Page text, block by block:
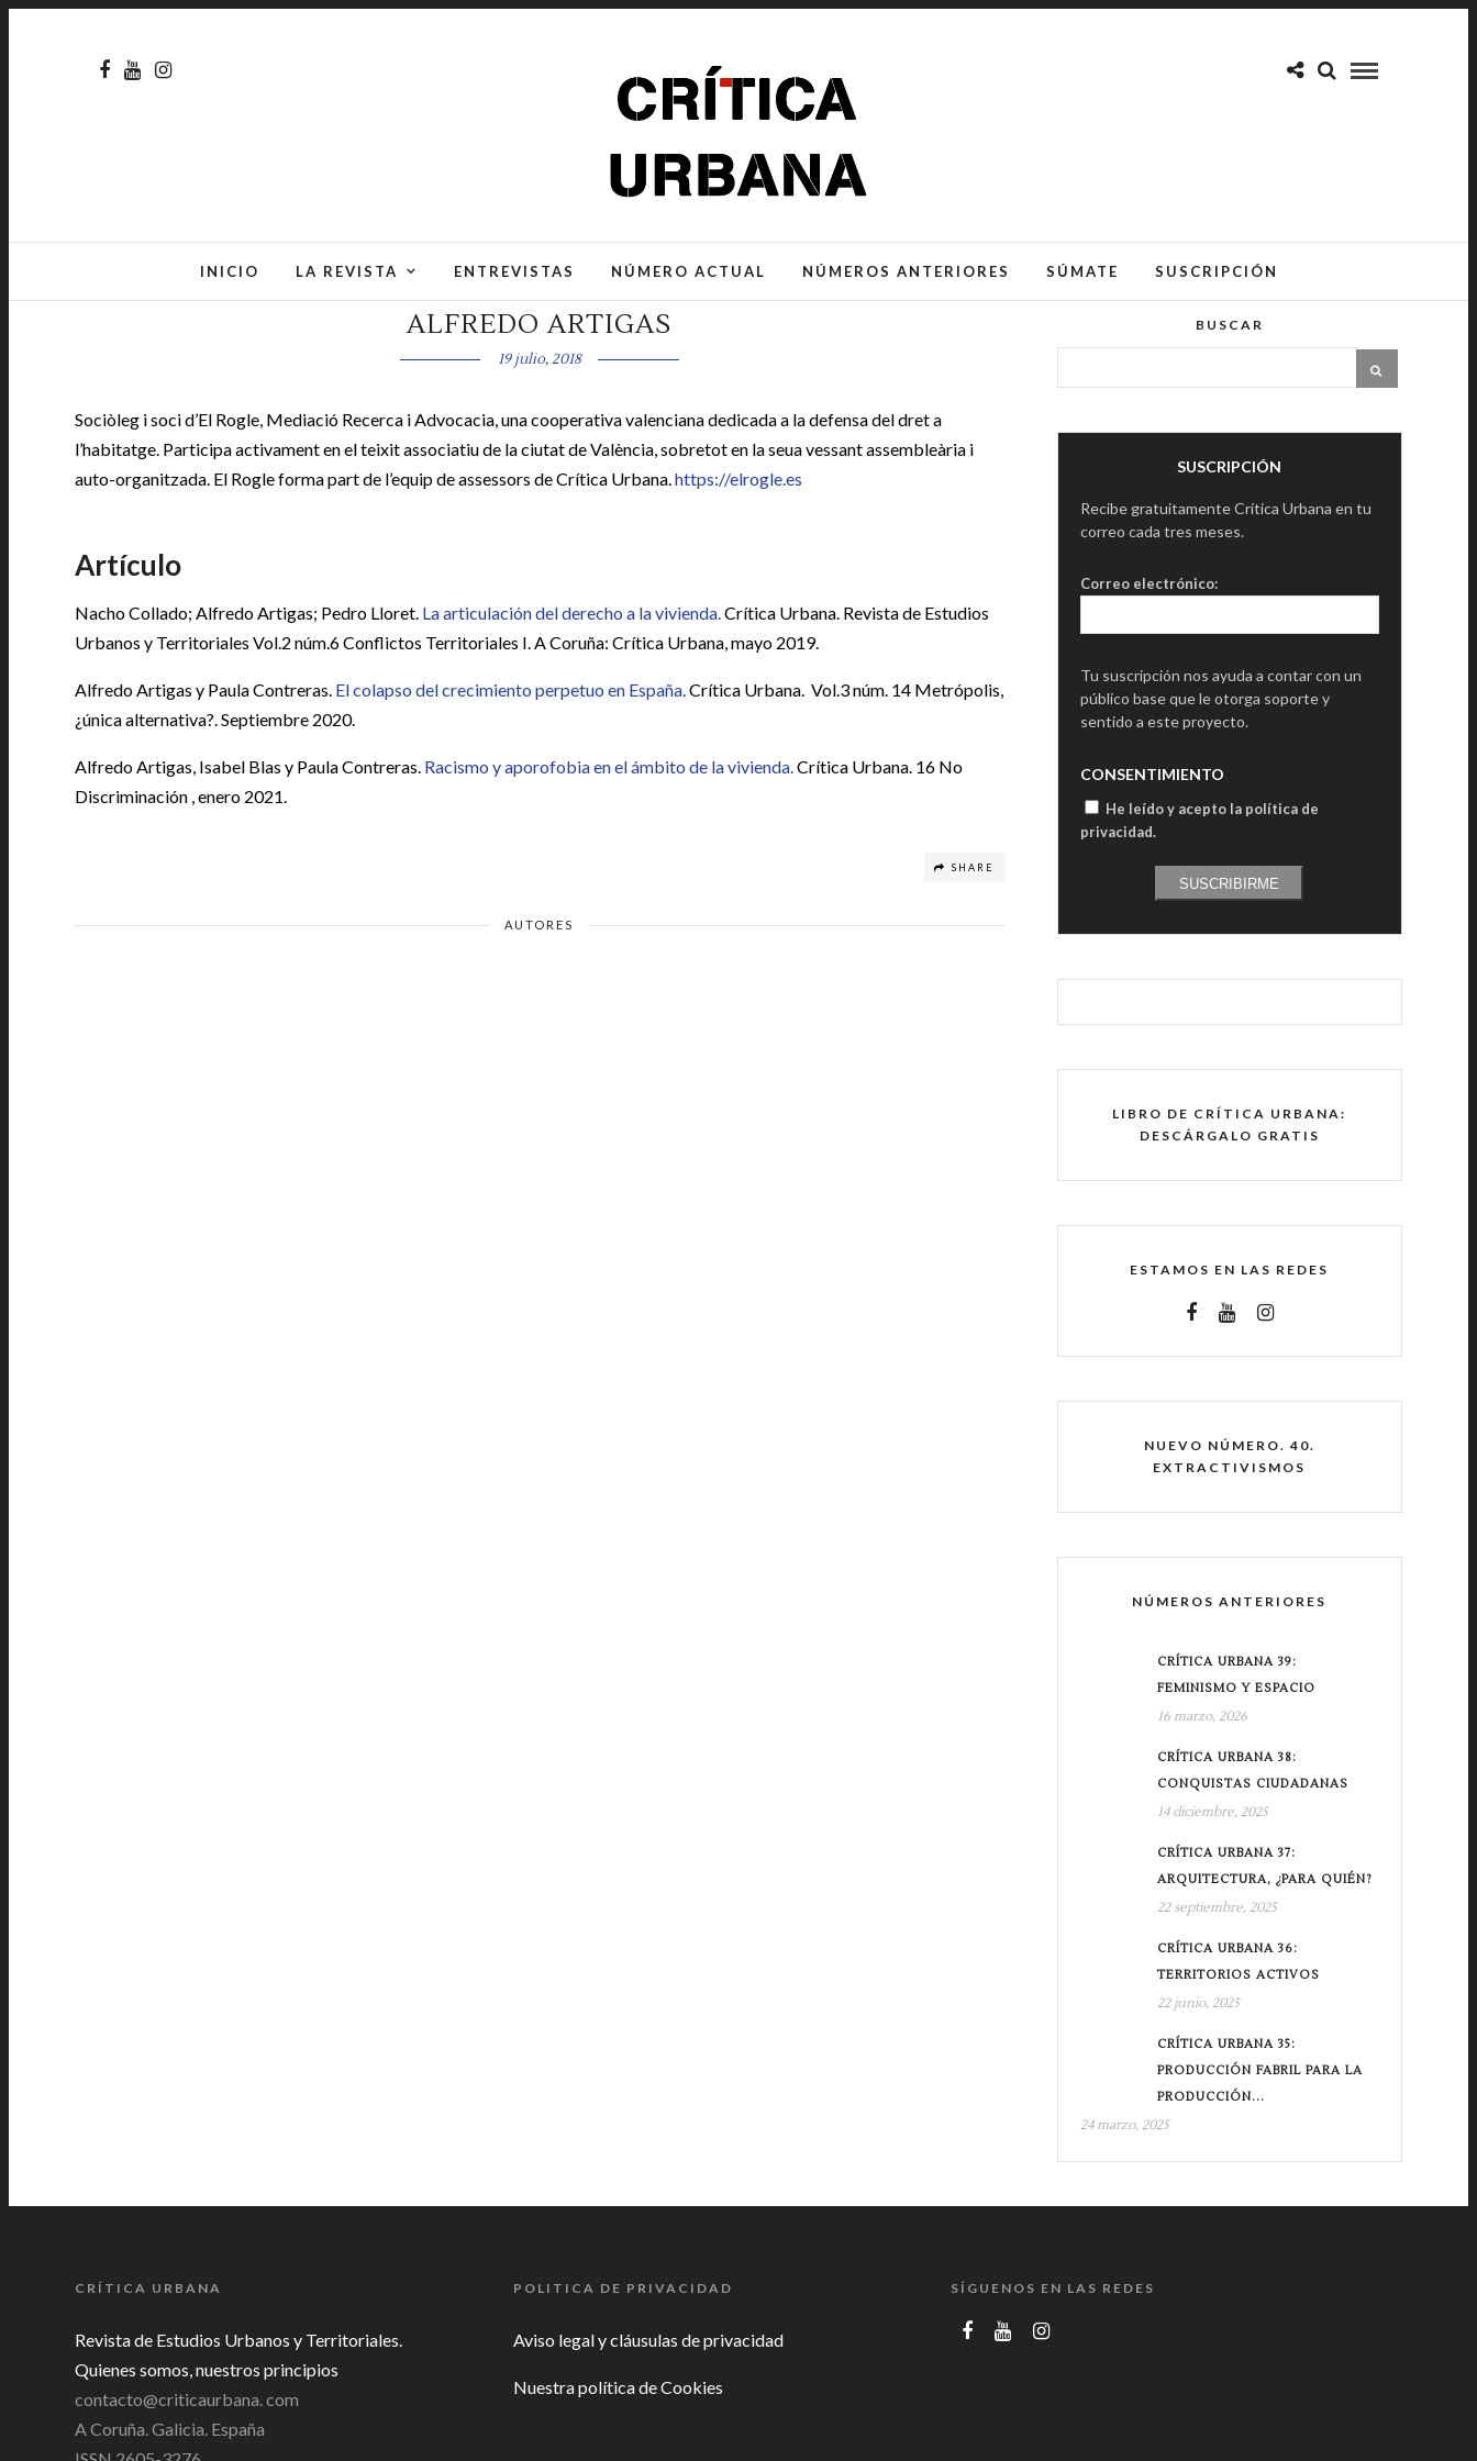
INICIO LA REVISTA ENTREVISTAS NÚMERO ACTUAL NÚMEROS ANTERIORES SÚMATE SUSCRIPCIÓN
ALFREDO ARTIGAS
19 julio, 2018
Sociòleg i soci d’El Rogle, Mediació Recerca i Advocacia, una cooperativa valenciana dedicada a la defensa del dret a
l’habitatge. Participa activament en el teixit associatiu de la ciutat de València, sobretot en la seua vessant assembleària i
auto-organitzada. El Rogle forma part de l’equip de assessors de Crítica Urbana.https://elrogle.es
Artículo
Nacho Collado; Alfredo Artigas; Pedro Lloret. La articulación del derecho a la vivienda.Crítica Urbana. Revista de Estudios
Urbanos y Territoriales Vol.2 núm.6 Conflictos Territoriales I. A Coruña: Crítica Urbana, mayo 2019.
Alfredo Artigas y Paula Contreras. El colapso del crecimiento perpetuo en España.Crítica Urbana. Vol.3 núm. 14 Metrópolis,
¿única alternativa?. Septiembre 2020.
Alfredo Artigas, Isabel Blas y Paula Contreras. Racismo y aporofobia en el ámbito de la vivienda.Crítica Urbana. 16 No
Discriminación , enero 2021.
SHARE
AUTORES
BUSCAR
SUSCRIPCIÓN
Recibe gratuitamente Crítica Urbana en tu
correo cada tres meses.
Correo electrónico:
Tu suscripción nos ayuda a contar con un
público base que le otorga soporte y
sentido a este proyecto.
CONSENTIMIENTO
He leído y acepto la política de
privacidad.
SUSCRIBIRME
LIBRO DE CRÍTICA URBANA:
DESCÁRGALO GRATIS
ESTAMOS EN LAS REDES
NUEVO NÚMERO. 40.
EXTRACTIVISMOS
NÚMEROS ANTERIORES
CRÍTICA URBANA 39:
FEMINISMO Y ESPACIO
16 marzo, 2026
CRÍTICA URBANA 38:
CONQUISTAS CIUDADANAS
14 diciembre, 2025
CRÍTICA URBANA 37:
ARQUITECTURA, ¿PARA QUIÉN?
22 septiembre, 2025
CRÍTICA URBANA 36:
TERRITORIOS ACTIVOS
22 junio, 2025
CRÍTICA URBANA 35:
PRODUCCIÓN FABRIL PARA LA
PRODUCCIÓN...
24 marzo, 2025
CRÍTICA URBANA
Revista de Estudios Urbanos y Territoriales.
Quienes somos, nuestros principios
contacto@criticaurbana. com
A Coruña. Galicia. España
POLITICA DE PRIVACIDAD
Aviso legal y cláusulas de privacidad
Nuestra política de Cookies
SÍGUENOS EN LAS REDES